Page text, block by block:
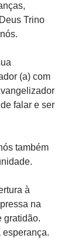
Trino
(a) com
falar e ser
também
à
na
gratidão.
esperança.